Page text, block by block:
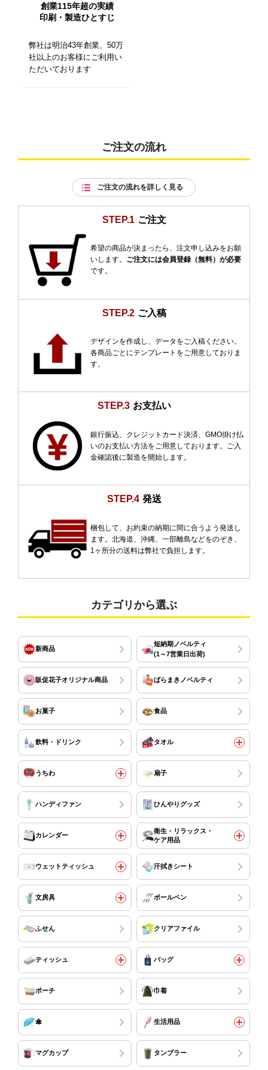
創業115年超の実績
印刷・製造ひとすじ
弊社は明治43年創業、50万
社以上のお客様にご利用い
ただいております
ご注文の流れ
ご注文の流れを詳しく見る
STEP.1 ご注文
希望の商品が決まったら、注文申し込みをお願
いします。 ご注文には会員登録（無料）が必要
です。
STEP.2 ご入稿
デザインを作成し、データをご入稿ください。
各商品ごとにテンプレートをご用意しておりま
す。
STEP.3 お支払い
銀行振込、クレジットカード決済、GMO掛け払
いのお支払い方法をご用意しております。ご入
金確認後に製造を開始します。
STEP.4 発送
梱包して、お約束の納期に間に合うよう発送し
ます。北海道、沖縄、一部離島などをのぞき、
1ヶ所分の送料は弊社で負担します。
カテゴリから選ぶ
新商品
短納期ノベルティ
(1～7営業日出荷)
販促花子オリジナル商品 ばらまきノベルティ
お菓子 食品
飲料・ドリンク タオル
うちわ 扇子
ハンディファン ひんやりグッズ
カレンダー
衛生・リラックス・
ケア用品
ウェットティッシュ 汗拭きシート
文房具 ボールペン
ふせん クリアファイル
ティッシュ バッグ
ポーチ 巾着
傘 生活用品
マグカップ タンブラー